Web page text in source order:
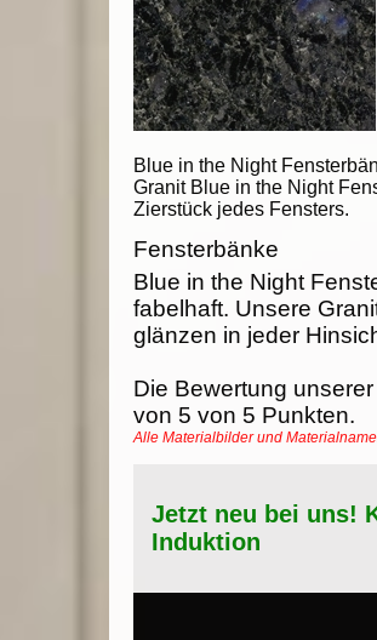
Blue in the Night
Granit Blue in the Night
Zierstück jedes Fensters.
Fensterbänke
Blue in the Night
fabelhaft. Unsere
glänzen in jeder
Die Bewertung
von 5 von 5 Punkten.
Alle Materialbilder und
Jetzt neu bei uns!
Induktion